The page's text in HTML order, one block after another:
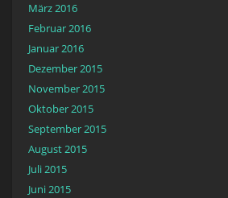
März 2016
Februar 2016
Januar 2016
Dezember 2015
November 2015
Oktober 2015
September 2015
August 2015
Juli 2015
Juni 2015